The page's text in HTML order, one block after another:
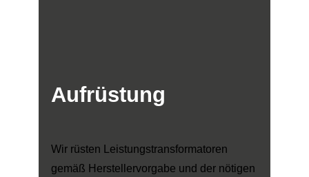
Aufrüstung
Wir rüsten Leistungstransformatoren
gemäß Herstellervorgabe und der nötigen